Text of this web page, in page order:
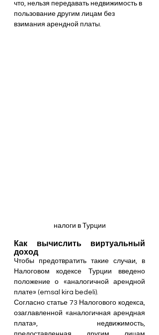
что, нельзя передавать недвижимость в
пользование другим лицам без
взимания арендной платы.
налоги в Турции
Как вычислить виртуальный
доход
Чтобы предотвратить такие случаи, в
Налоговом кодексе Турции введено
положение о «аналогичной арендной
плате» (emsal kira bedeli).
Согласно статье 73 Налогового кодекса,
озаглавленной «аналогичная арендная
плата», недвижимость,